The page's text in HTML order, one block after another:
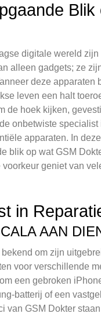
Blik
digitale wereld
alleen gadgets; ze
deze apparaten
leven een halt
de hoek kijken,
onbetwiste specialist
apparaten. In
blik op wat GSM
voorkeur geniet van
in
AAN
om zijn
voor verschillende
een gebroken
batterij of een
van GSM Dokter